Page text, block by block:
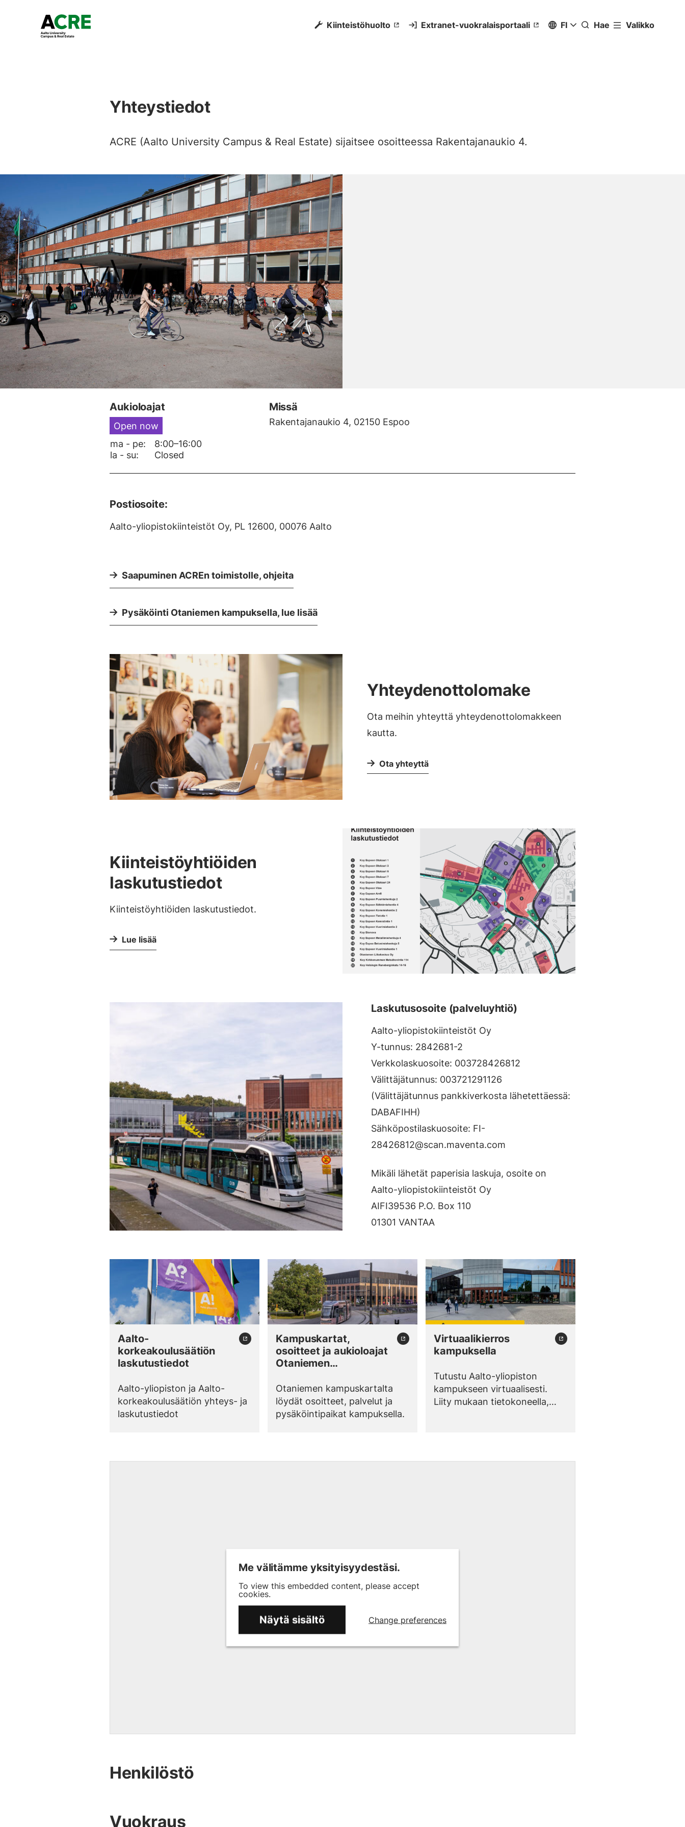
Kiinteistöhuolto Extranet-vuokralaisportaali Valitse sivuston kieli/Välj
FI Hae Valikko
Yhteystiedot
ACRE (Aalto University Campus & Real Estate) sijaitsee osoitteessa Rakentajanaukio 4.
Aukioloajat
Open now
ma - pe:
8:00–16:00
la - su:
Closed
Missä
Rakentajanaukio 4, 02150 Espoo
Postiosoite:
Aalto-yliopistokiinteistöt Oy, PL 12600, 00076 Aalto
Saapuminen ACREn toimistolle, ohjeita
Pysäköinti Otaniemen kampuksella, lue lisää
Yhteydenottolomake
Ota meihin yhteyttä yhteydenottolomakkeen
kautta.
Ota yhteyttä
Kiinteistöyhtiöiden
laskutustiedot
Kiinteistöyhtiöiden laskutustiedot.
Lue lisää
Laskutusosoite (palveluyhtiö)
Aalto-yliopistokiinteistöt Oy
Y-tunnus: 2842681-2
Verkkolaskuosoite: 003728426812
Välittäjätunnus: 003721291126
(Välittäjätunnus pankkiverkosta lähetettäessä:
DABAFIHH)
Sähköpostilaskuosoite: FI-
28426812@scan.maventa.com
Mikäli lähetät paperisia laskuja, osoite on
Aalto-yliopistokiinteistöt Oy
AIFI39536 P.O. Box 110
01301 VANTAA
Aalto-
korkeakoulusäätiön
laskutustiedot
Aalto-yliopiston ja Aalto-
korkeakoulusäätiön yhteys- ja
laskutustiedot
Kampuskartat,
osoitteet ja aukioloajat
Otaniemen
Otaniemen kampuskartalta
löydät osoitteet, palvelut ja
pysäköintipaikat kampuksella.
Virtuaalikierros
kampuksella
Tutustu Aalto-yliopiston
kampukseen virtuaalisesti.
Liity mukaan tietokoneella,
Me välitämme yksityisyydestäsi.
To view this embedded content, please accept
cookies.
Näytä sisältö Change preferences
Henkilöstö
Vuokraus